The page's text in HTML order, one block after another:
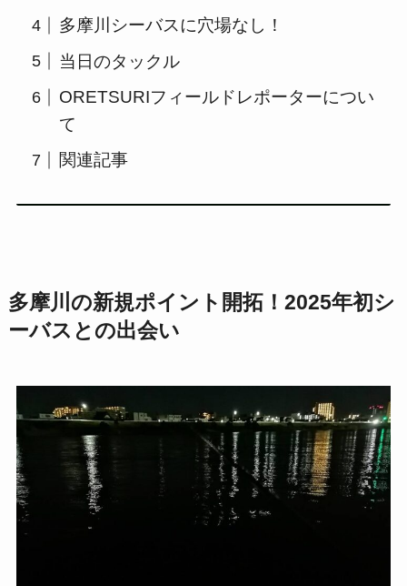
多摩川シーバスに穴場なし！
当日のタックル
ORETSURIフィールドレポーターについ
て
関連記事
多摩川の新規ポイント開拓！2025年初シ
ーバスとの出会い